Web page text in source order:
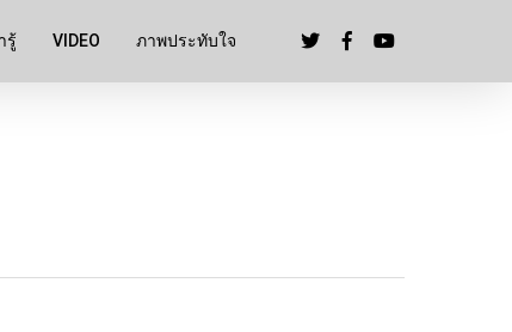
รู้ VIDEO ภาพประทับใจ